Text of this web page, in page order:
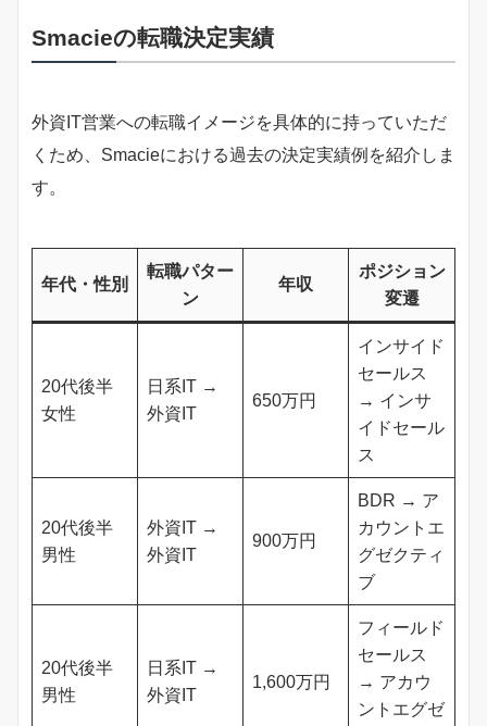
Smacieの転職決定実績
外資IT営業への転職イメージを具体的に持っていただ
くため、Smacieにおける過去の決定実績例を紹介しま
す。
年代・性別
転職パター
ン
年収
ポジション
変遷
20代後半
女性
日系IT →
外資IT
650万円
インサイド
セールス
→ インサ
イドセール
ス
20代後半
男性
外資IT →
外資IT
900万円
BDR → ア
カウントエ
グゼクティ
ブ
20代後半
男性
日系IT →
外資IT
1,600万円
フィールド
セールス
→ アカウ
ントエグゼ